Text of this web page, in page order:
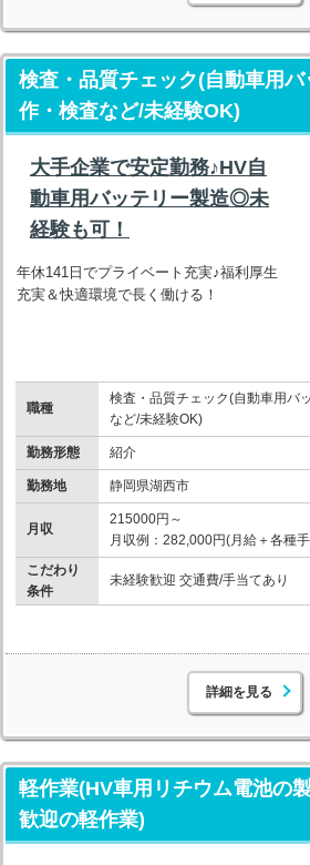
検査・品質チェック(自動車用
作・検査など/未経験OK)
大手企業で安定勤務♪HV自
動車用バッテリー製造◎未
経験も可！
年休141日でプライベート充実♪福利厚生
充実＆快適環境で長く働ける！
職種
検査・品質チェック(自動車用バ
など/未経験OK)
勤務形態 紹介
勤務地 静岡県湖西市
月収
215000円～
月収例：282,000円(月給＋各種
こだわり
条件
未経験歓迎 交通費/手当てあり
詳細を見る
軽作業(HV車用リチウム電池の
歓迎の軽作業)